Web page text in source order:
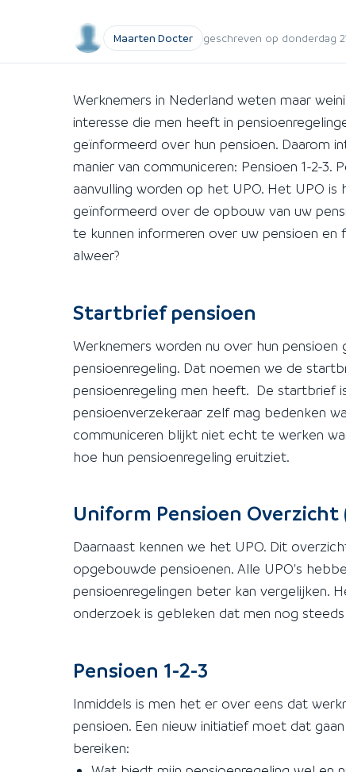
Maarten Docter geschreven op donderdag
Werknemers in Nederland weten maar
interesse die men heeft in
geïnformeerd over hun pensioen. Daarom
manier van communiceren: Pensioen 1-2-3.
aanvulling worden op het UPO. Het UPO
geïnformeerd over de opbouw van uw
te kunnen informeren over uw pensioen
alweer?
Startbrief pensioen
Werknemers worden nu over hun
pensioenregeling. Dat noemen we de
pensioenregeling men heeft. De
pensioenverzekeraar zelf mag bedenken
communiceren blijkt niet echt te werken
hoe hun pensioenregeling eruitziet.
Uniform Pensioen Overzicht
Daarnaast kennen we het UPO. Dit
opgebouwde pensioenen. Alle UPO's
pensioenregelingen beter kan vergelijken.
onderzoek is gebleken dat men nog
Pensioen 1-2-3
Inmiddels is men het er over eens dat
pensioen. Een nieuw initiatief moet dat
bereiken: